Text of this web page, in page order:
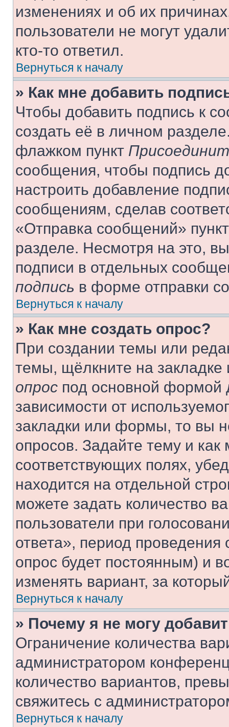
изменениях и об их
пользователи не могут
кто-то ответил.
Вернуться к началу
» Как мне добавить
Чтобы добавить подпись к
создать её в личном
флажком пункт
сообщения, чтобы подпись
настроить добавление
сообщениям, сделав
«Отправка сообщений»
разделе. Несмотря на это,
подписи в отдельных
подпись в форме отправки
Вернуться к началу
» Как мне создать опрос?
При создании темы или
темы, щёлкните на
опрос под основной формой
зависимости от
закладки или формы, то вы
опросов. Задайте тему и
соответствующих полях,
находится на отдельной
можете задать количество
пользователи при
ответа», период проведения
опрос будет постоянным) и
изменять вариант, за
Вернуться к началу
» Почему я не могу
Ограничение количества
администратором
количество вариантов,
свяжитесь с
Вернуться к началу